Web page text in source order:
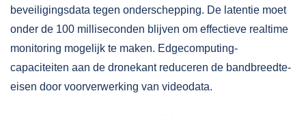
beveiligingsdata tegen onderschepping. De latentie moet
onder de 100 milliseconden blijven om effectieve realtime
monitoring mogelijk te maken. Edgecomputing-
capaciteiten aan de dronekant reduceren de bandbreedte-
eisen door voorverwerking van videodata.